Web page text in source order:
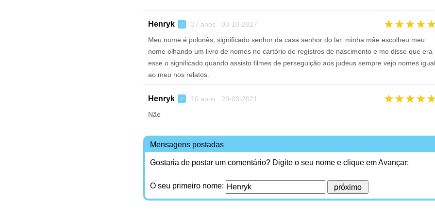
Henryk ♂ 27 anos 03-10-2017 ★★★★
Meu nome é polonês, significado senhor da casa senhor do lar. minha mãe escolheu meu
nome olhando um livro de nomes no cartório de registros de nascimento e me disse que era
esse o significado.quando assisto filmes de perseguição aos judeus sempre vejo nomes igual
ao meu nos relatos.
Henryk ♂ 10 anos 29-03-2021 ★★★★
Não
Mensagens postadas
Gostaria de postar um comentário? Digite o seu nome e clique em Avançar:
O seu primeiro nome: